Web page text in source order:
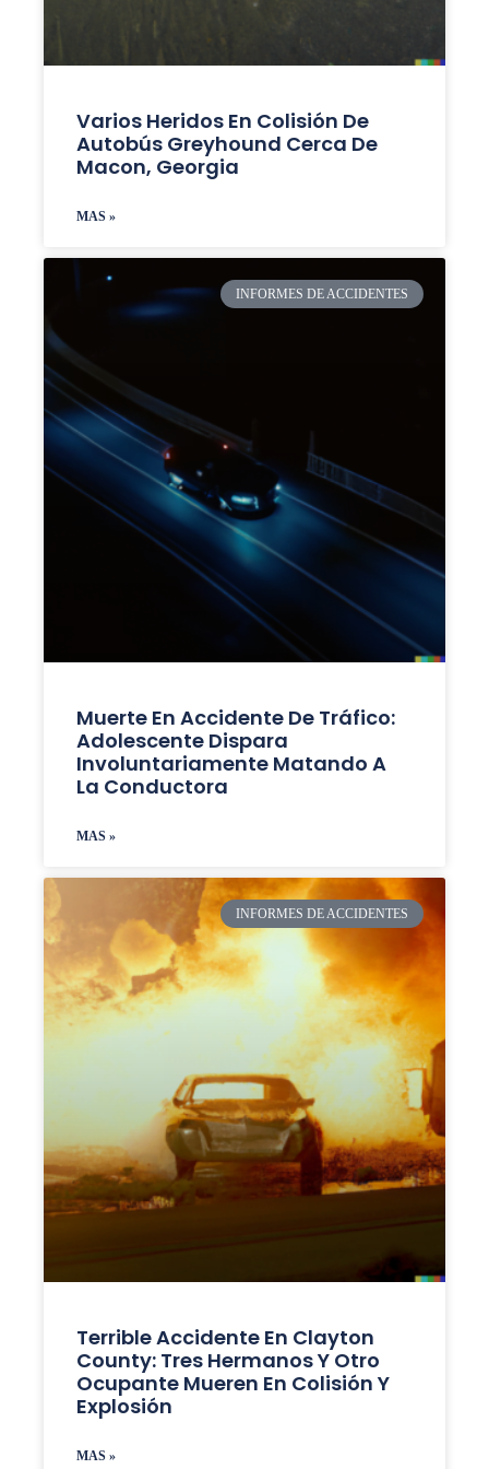
Varios Heridos En Colisión De
Autobús Greyhound Cerca De
Macon, Georgia
MAS »
INFORMES DE ACCIDENTES
Muerte En Accidente De Tráfico:
Adolescente Dispara
Involuntariamente Matando A
La Conductora
MAS »
INFORMES DE ACCIDENTES
Terrible Accidente En Clayton
County: Tres Hermanos Y Otro
Ocupante Mueren En Colisión Y
Explosión
MAS »